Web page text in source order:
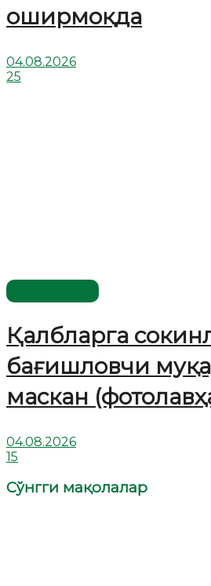
оширмоқда
04.08.2026
25
Қалбларга
бағишловчи
маскан
04.08.2026
15
Сўнгги мақолалар